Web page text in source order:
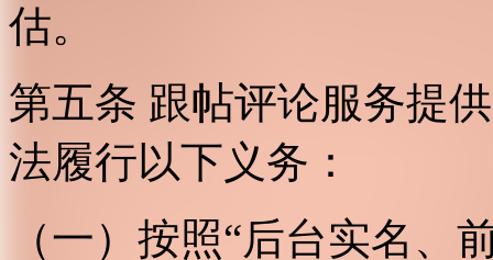
估。
第五条 跟帖评论服务提
法履行以下义务：
（一）按照“后台实名、